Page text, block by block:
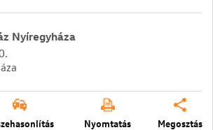
Nyíregyháza
Nyomtatás Megosztás